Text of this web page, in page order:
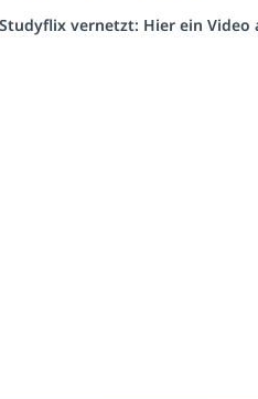
Studyflix vernetzt: Hier ein Video